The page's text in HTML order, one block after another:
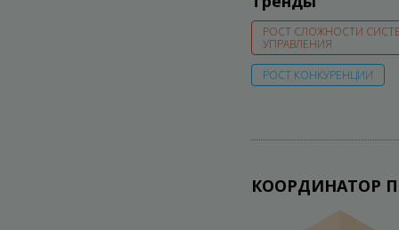
РОСТ СЛОЖНОСТИ
УПРАВЛЕНИЯ
РОСТ КОНКУРЕНЦИИ
КООРДИНАТОР